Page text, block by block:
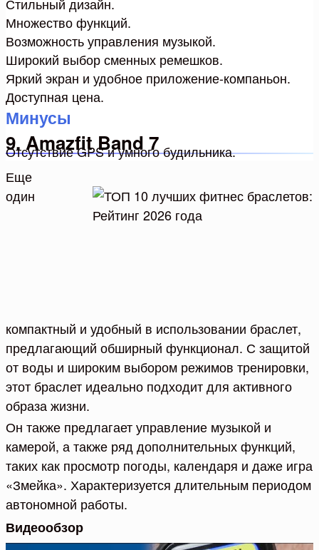
Множество функций.
Возможность управления музыкой.
Широкий выбор сменных ремешков.
Яркий экран и удобное приложение-компаньон.
Доступная цена.
Минусы
Отсутствие GPS и умного будильника.
9. Amazfit Band 7
Еще
один
компактный и удобный в использовании браслет,
предлагающий обширный функционал. С защитой
от воды и широким выбором режимов тренировки,
этот браслет идеально подходит для активного
образа жизни.
Он также предлагает управление музыкой и
камерой, а также ряд дополнительных функций,
таких как просмотр погоды, календаря и даже игра
«Змейка». Характеризуется длительным периодом
автономной работы.
Видеообзор